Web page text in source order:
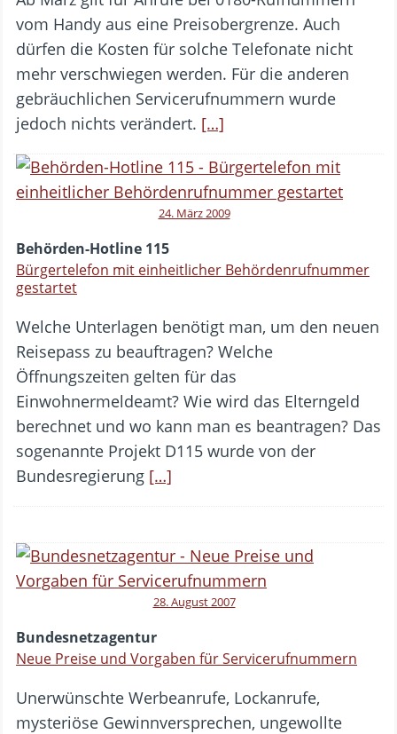
vom Handy aus eine Preisobergrenze. Auch
dürfen die Kosten für solche Telefonate nicht
mehr verschwiegen werden. Für die anderen
gebräuchlichen Servicerufnummern wurde
jedoch nichts verändert. […]
24. März 2009
Behörden-Hotline 115
Bürgertelefon mit einheitlicher Behördenrufnummer
gestartet
Welche Unterlagen benötigt man, um den neuen
Reisepass zu beauftragen? Welche
Öffnungszeiten gelten für das
Einwohnermeldeamt? Wie wird das Elterngeld
berechnet und wo kann man es beantragen? Das
sogenannte Projekt D115 wurde von der
Bundesregierung […]
28. August 2007
Bundesnetzagentur
Neue Preise und Vorgaben für Servicerufnummern
Unerwünschte Werbeanrufe, Lockanrufe,
mysteriöse Gewinnversprechen, ungewollte